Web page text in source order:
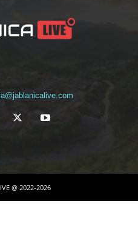
@ 2022-2026